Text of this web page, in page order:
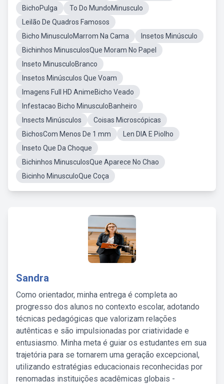
BichoPulga
To Do MundoMinusculo
Leilão De Quadros Famosos
Bicho MinusculoMarrom Na Cama
Insetos Minúsculo
Bichinhos MinusculosQue Moram No Papel
Inseto MinusculoBranco
Insetos Minúsculos Que Voam
Imagens Full HD AnimeBicho Veado
Infestacao Bicho MinusculoBanheiro
Insects Minúsculos
Coisas Microscópicas
BichosCom Menos De 1 mm
Len DIA E Piolho
Inseto Que Da Choque
Bichinhos MinusculosQue Aparece No Chao
Bicinho MinusculoQue Coça
Sandra
Como orientador, minha entrega é completa ao
progresso dos alunos no contexto escolar, adotando
técnicas pedagógicas que valorizam relações
autênticas e são impulsionadas por criatividade e
entusiasmo. Minha meta é guiar os estudantes em sua
trajetória para se tornarem uma geração excepcional,
utilizando estratégias educacionais reconhecidas por
renomadas instituições acadêmicas globais -